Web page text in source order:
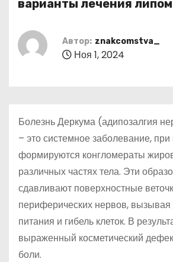
варианты лечения
Автор: znakcomstva_
Ноя 1, 2024
Болезнь Деркума (адипозалгия
– это системное заболевание, при
формируются конгломераты
различных частях тела. Эти
сдавливают поверхностные
периферических нервов,
питания и гибель клеток. В
выраженный косметический
боли.